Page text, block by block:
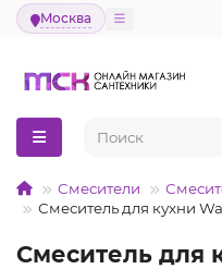
Москва
Смесители
Смеситель для кухни
Смеситель для